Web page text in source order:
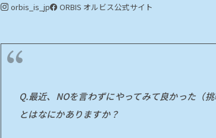
orbis_is_jp ORBIS オルビス公式サイト
Q.最近、NOを言わずにやってみて良かった（
とはなにかありますか？